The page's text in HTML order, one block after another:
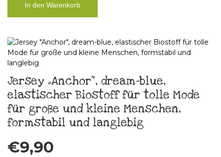
In den Warenkorb
Jersey „Anchor“, dream-blue,
elastischer Biostoff für tolle Mode
für große und kleine Menschen,
formstabil und langlebig
€9,90